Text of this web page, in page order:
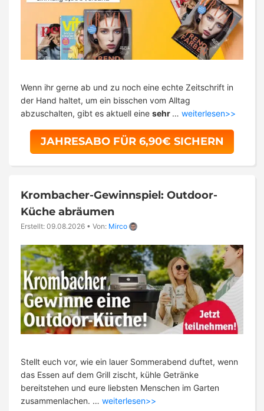
Wenn ihr gerne ab und zu noch eine echte Zeitschrift in
der Hand haltet, um ein bisschen vom Alltag
abzuschalten, gibt es aktuell eine sehr … weiterlesen>>
JAHRESABO FÜR 6,90€ SICHERN
Krombacher-Gewinnspiel: Outdoor-
Küche abräumen
Erstellt: 09.08.2026 • Von: Mirco
Stellt euch vor, wie ein lauer Sommerabend duftet, wenn
das Essen auf dem Grill zischt, kühle Getränke
bereitstehen und eure liebsten Menschen im Garten
zusammenlachen. … weiterlesen>>